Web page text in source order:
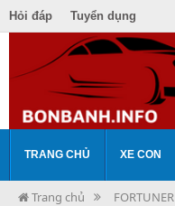
Hỏi đáp Tuyển dụng
TRANG CHỦ XE CON
Trang chủ FORTUNER